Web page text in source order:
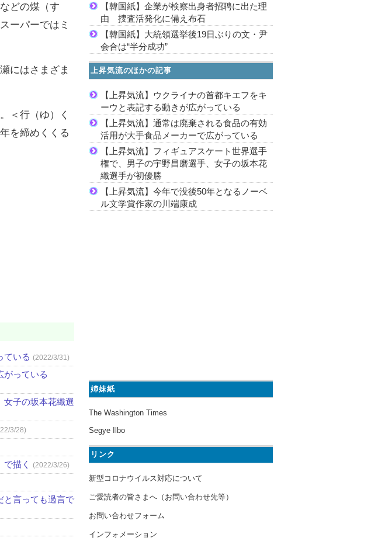
どの煤（す
ーパーではミ
にはさまざま
＜行（ゆ）く
を締めくくる
ている (2022/3/31)
がっている
女子の坂本花織選
3/28)
描く (2022/3/26)
と言っても過言で
【韓国紙】企業が検察出身者招聘に出た理
由 捜査活発化に備え布石
【韓国紙】大統領選挙後19日ぶりの文・尹
会合は“半分成功”
上昇気流のほかの記事
【上昇気流】ウクライナの首都キエフをキ
ーウと表記する動きが広がっている
【上昇気流】通常は廃棄される食品の有効
活用が大手食品メーカーで広がっている
【上昇気流】フィギュアスケート世界選手
権で、男子の宇野昌磨選手、女子の坂本花
織選手が初優勝
【上昇気流】今年で没後50年となるノーベ
ル文学賞作家の川端康成
姉妹紙
The Washington Times
Segye Ilbo
リンク
新型コロナウイルス対応について
ご愛読者の皆さまへ（お問い合わせ先等）
お問い合わせフォーム
インフォメーション